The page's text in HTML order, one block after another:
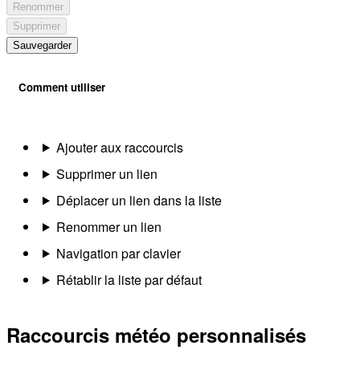
Renommer
Supprimer
Sauvegarder
Comment utiliser
Ajouter aux raccourcis
Supprimer un lien
Déplacer un lien dans la liste
Renommer un lien
Navigation par clavier
Rétablir la liste par défaut
Raccourcis météo personnalisés